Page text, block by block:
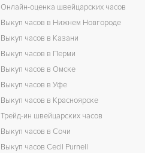
Онлайн-оценка швейцарских часов
Выкуп часов в Нижнем Новгороде
Выкуп часов в Казани
Выкуп часов в Перми
Выкуп часов в Омске
Выкуп часов в Уфе
Выкуп часов в Красноярске
Трейд-ин швейцарских часов
Выкуп часов в Сочи
Выкуп часов Cecil Purnell